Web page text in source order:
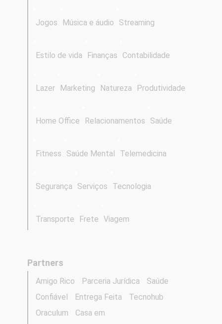
Jogos Música e áudio Streaming
Estilo de vida Finanças Contabilidade
Lazer Marketing Natureza Produtividade
Home Office Relacionamentos Saúde
Fitness Saúde Mental Telemedicina
Segurança Serviços Tecnologia
Transporte Frete Viagem
Partners
Amigo Rico Parceria Jurídica
Saúde
Confiável
Entrega Feita
Tecnohub
Oraculum
Casa em